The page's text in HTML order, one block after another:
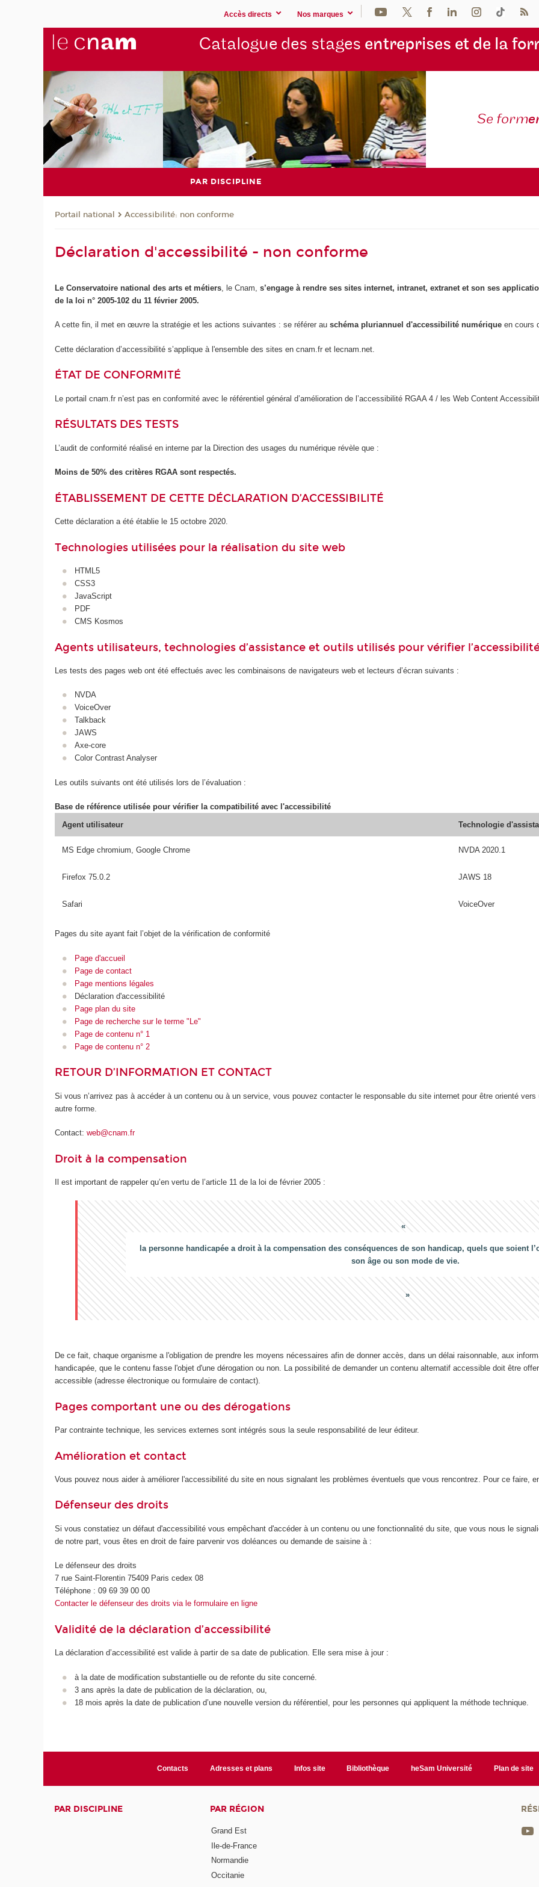
Accès directs Nos marques
Catalogue des stages entreprises et de la
Se form
PAR DISCIPLINE
Portail national Accessibilité: non conforme
Déclaration d'accessibilité - non conforme
Le Conservatoire national des arts et métiers , le Cnam,s’engage à rendre ses sites internet, intranet, extranet et son ses
de la loi n° 2005-102 du 11 février 2005.
A cette fin, il met en œuvre la stratégie et les actions suivantes : se référer auschéma pluriannuel d'accessibilité numérique en cours
Cette déclaration d’accessibilité s’applique à l'ensemble des sites en cnam.fr et lecnam.net.
ÉTAT DE CONFORMITÉ
Le portail cnam.fr n’est pas en conformité avec le référentiel général d’amélioration de l’accessibilité RGAA 4 / les Web Content
RÉSULTATS DES TESTS
L’audit de conformité réalisé en interne par la Direction des usages du numérique révèle que :
Moins de 50% des critères RGAA sont respectés.
ÉTABLISSEMENT DE CETTE DÉCLARATION D’ACCESSIBILITÉ
Cette déclaration a été établie le 15 octobre 2020.
Technologies utilisées pour la réalisation du site web
HTML5
CSS3
JavaScript
PDF
CMS Kosmos
Agents utilisateurs, technologies d’assistance et outils utilisés pour vérifier
Les tests des pages web ont été effectués avec les combinaisons de navigateurs web et lecteurs d’écran suivants :
NVDA
VoiceOver
Talkback
JAWS
Axe-core
Color Contrast Analyser
Les outils suivants ont été utilisés lors de l’évaluation :
Base de référence utilisée pour vérifier la compatibilité avec l'accessibilité
Agent utilisateur
Technologie
MS Edge chromium, Google Chrome NVDA 2020.1
Firefox 75.0.2 JAWS 18
Safari VoiceOver
Pages du site ayant fait l’objet de la vérification de conformité
Page d'accueil
Page de contact
Page mentions légales
Déclaration d'accessibilité
Page plan du site
Page de recherche sur le terme "Le"
Page de contenu n° 1
Page de contenu n° 2
RETOUR D’INFORMATION ET CONTACT
Si vous n’arrivez pas à accéder à un contenu ou à un service, vous pouvez contacter le responsable du site internet pour être orienté
autre forme.
Contact:web@cnam.fr
Droit à la compensation
Il est important de rappeler qu’en vertu de l’article 11 de la loi de février 2005 :
la personne handicapée a droit à la compensation des conséquences de son handicap, quels que soient
son âge ou son mode de vie.
De ce fait, chaque organisme a l'obligation de prendre les moyens nécessaires afin de donner accès, dans un délai raisonnable, aux
handicapée, que le contenu fasse l'objet d'une dérogation ou non. La possibilité de demander un contenu alternatif accessible doit être
accessible (adresse électronique ou formulaire de contact).
Pages comportant une ou des dérogations
Par contrainte technique, les services externes sont intégrés sous la seule responsabilité de leur éditeur.
Amélioration et contact
Vous pouvez nous aider à améliorer l'accessibilité du site en nous signalant les problèmes éventuels que vous rencontrez. Pour ce faire,
Défenseur des droits
Si vous constatiez un défaut d'accessibilité vous empêchant d'accéder à un contenu ou une fonctionnalité du site, que vous nous le
de notre part, vous êtes en droit de faire parvenir vos doléances ou demande de saisine à :
Le défenseur des droits
7 rue Saint-Florentin 75409 Paris cedex 08
Téléphone : 09 69 39 00 00
Contacter le défenseur des droits via le formulaire en ligne
Validité de la déclaration d’accessibilité
La déclaration d’accessibilité est valide à partir de sa date de publication. Elle sera mise à jour :
à la date de modification substantielle ou de refonte du site concerné.
3 ans après la date de publication de la déclaration, ou,
18 mois après la date de publication d’une nouvelle version du référentiel, pour les personnes qui appliquent la méthode technique.
Contacts Adresses et plans Infos site Bibliothèque heSam Université Plan de site
PAR DISCIPLINE PAR RÉGION
Grand Est
Ile-de-France
Normandie
Occitanie